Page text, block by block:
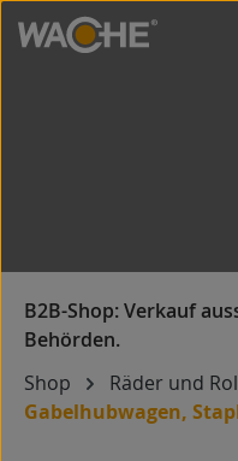
Zum Hauptinhalt
Shop
Räder und
Gabelhubwagen,